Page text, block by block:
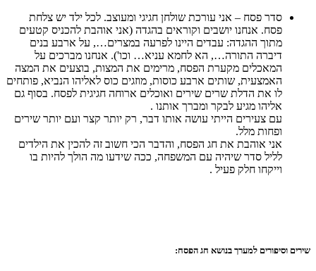
סדר פסח – אני עורכת שולחן חגיגי ומעוצב. לכל ילד יש צלחת
פסח. אנחנו יושבים וקוראים בהגדה (אני אוהבת להכניס קטעים
מתוך ההגדה: עבדים היינו לפרעה במצרים…, על ארבע בנים
דיברה התורה…, הא לחמא עניא… וכו'). אנחנו מברכים על
המאכלים מקערת הפסח, מרימים את המצות, בוצעים את המצה
האמצעית, שותים ארבע כוסות, מוזגים כוס לאליהו הנביא, פותחים
לו את הדלת שרים שירים ואוכלים ארוחה חגיגית לפסח. בסוף גם
אליהו מגיע לבקר ומברך אותנו .
עם צעירים הייתי עושה אותו דבר, רק יותר קצר ועם יותר שירים
ופחות מלל.
אני אוהבת את חג הפסח, והדבר הכי חשוב זה להכין את הילדים
לליל סדר שיהיה עם המשפחה, ככה שידעו מה הולך להיות בו
וייקחו חלק פעיל .
שירים וסיפורים למערך בנושא חג הפסח: